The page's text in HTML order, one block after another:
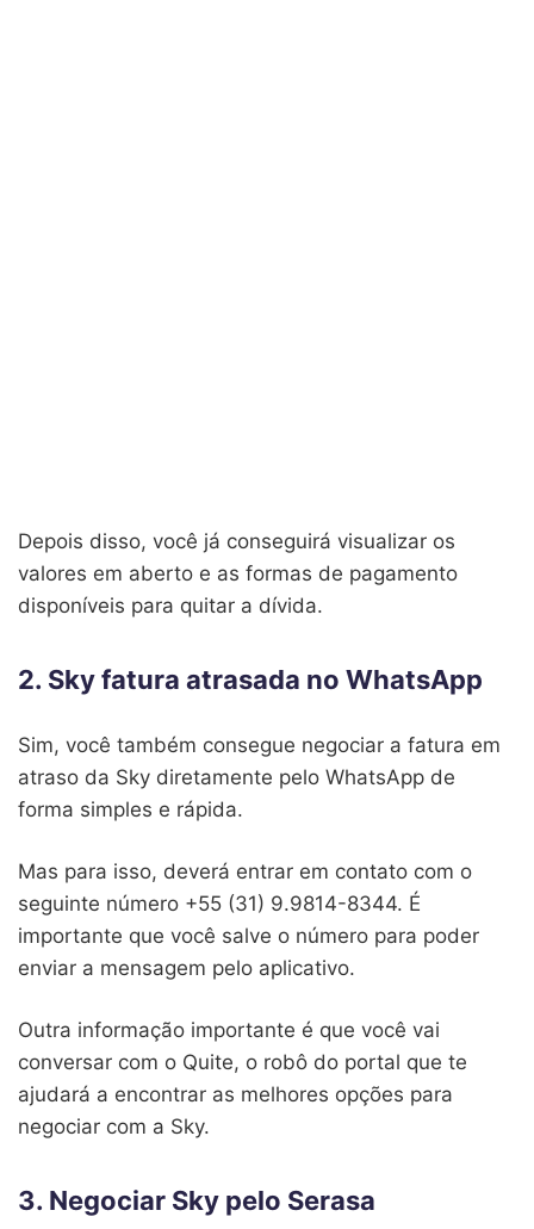
Depois disso, você já conseguirá visualizar os
valores em aberto e as formas de pagamento
disponíveis para quitar a dívida.
2. Sky fatura atrasada no WhatsApp
Sim, você também consegue negociar a fatura em
atraso da Sky diretamente pelo WhatsApp de
forma simples e rápida.
Mas para isso, deverá entrar em contato com o
seguinte número +55 (31) 9.9814-8344. É
importante que você salve o número para poder
enviar a mensagem pelo aplicativo.
Outra informação importante é que você vai
conversar com o Quite, o robô do portal que te
ajudará a encontrar as melhores opções para
negociar com a Sky.
3. Negociar Sky pelo Serasa